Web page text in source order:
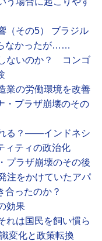
（その5） ブラジル
なかったが……
ないのか？ コンゴ
業の労働環境を改善
プラザ崩壊のその
る？――インドネシ
ィティの政治化
ラザ崩壊のその後
注をかけていたアパ
合ったのか？
効果
は国民を飼い慣ら
変化と政策転換